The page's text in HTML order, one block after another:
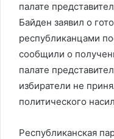
палате
Байден заявил о
республиканцами
сообщили о
палате
избиратели не
политического
Республиканская